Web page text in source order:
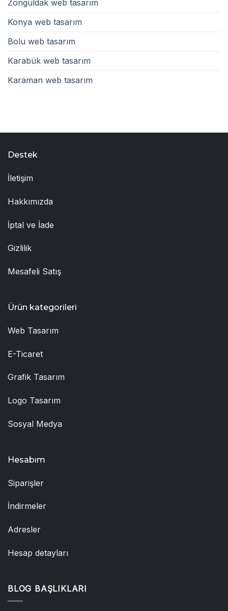
Zonguldak web tasarım
Konya web tasarım
Bolu web tasarım
Karabük web tasarım
Karaman web tasarım
Destek
İletişim
Hakkımızda
İptal ve İade
Gizlilik
Mesafeli Satış
Ürün kategorileri
Web Tasarım
E-Ticaret
Grafik Tasarım
Logo Tasarım
Sosyal Medya
Hesabım
Siparişler
İndirmeler
Adresler
Hesap detayları
BLOG BAŞLIKLARI